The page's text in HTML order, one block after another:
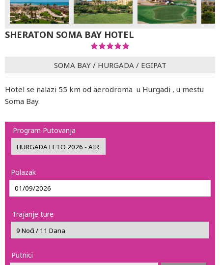
SHERATON SOMA BAY HOTEL
SOMA BAY/ HURGADA / EGIPAT
Hotel se nalazi 55 km od aerodroma u Hurgadi , u mestu
Soma Bay.
Program Putovanja
Polazak
Trajanje ture
Putnici